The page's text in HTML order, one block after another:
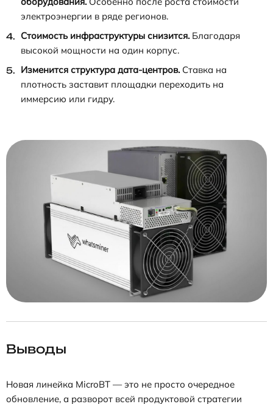
электроэнергии в ряде регионов.
Стоимость инфраструктуры снизится. Благодаря
высокой мощности на один корпус.
Изменится структура дата-центров. Ставка на
плотность заставит площадки переходить на
иммерсию или гидру.
Выводы
Новая линейка MicroBT — это не просто очередное
обновление, а разворот всей продуктовой стратегии